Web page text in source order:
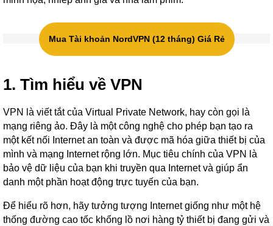
Mua Tài khoản NordVPN (12 tháng) Giá Rẻ
1. Tìm hiểu về VPN
VPN là viết tắt của Virtual Private Network, hay còn gọi là
mạng riêng ảo. Đây là một công nghệ cho phép bạn tạo ra
một kết nối Internet an toàn và được mã hóa giữa thiết bị của
mình và mạng Internet rộng lớn. Mục tiêu chính của VPN là
bảo vệ dữ liệu của bạn khi truyền qua Internet và giúp ẩn
danh một phần hoạt động trực tuyến của bạn.
Để hiểu rõ hơn, hãy tưởng tượng Internet giống như một hệ
thống đường cao tốc khổng lồ nơi hàng tỷ thiết bị đang gửi và